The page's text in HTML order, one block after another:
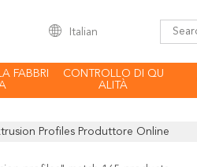
Italian
FABBRI
CONTROLLO DI QU
ALITÀ
Profiles Produttore Online